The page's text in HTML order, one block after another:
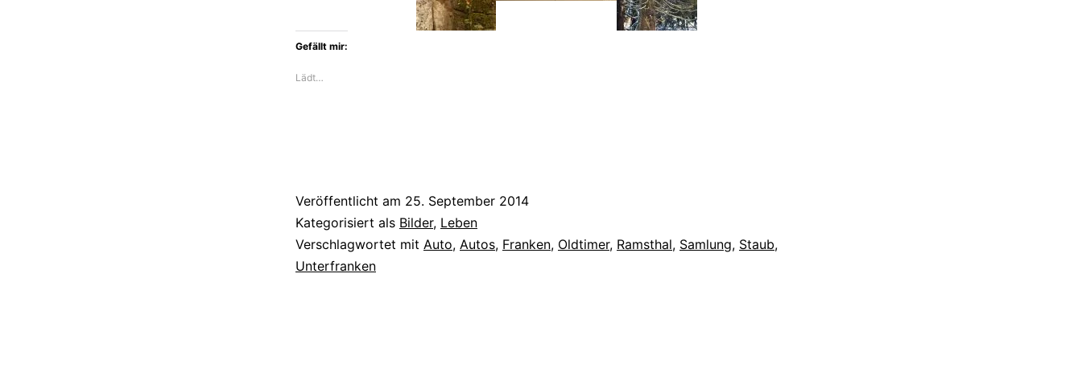
Gefällt mir:
Lädt…
Veröffentlicht am 25. September 2014
Kategorisiert als Bilder, Leben
Verschlagwortet mit Auto, Autos, Franken, Oldtimer, Ramsthal, Samlung, Staub,
Unterfranken